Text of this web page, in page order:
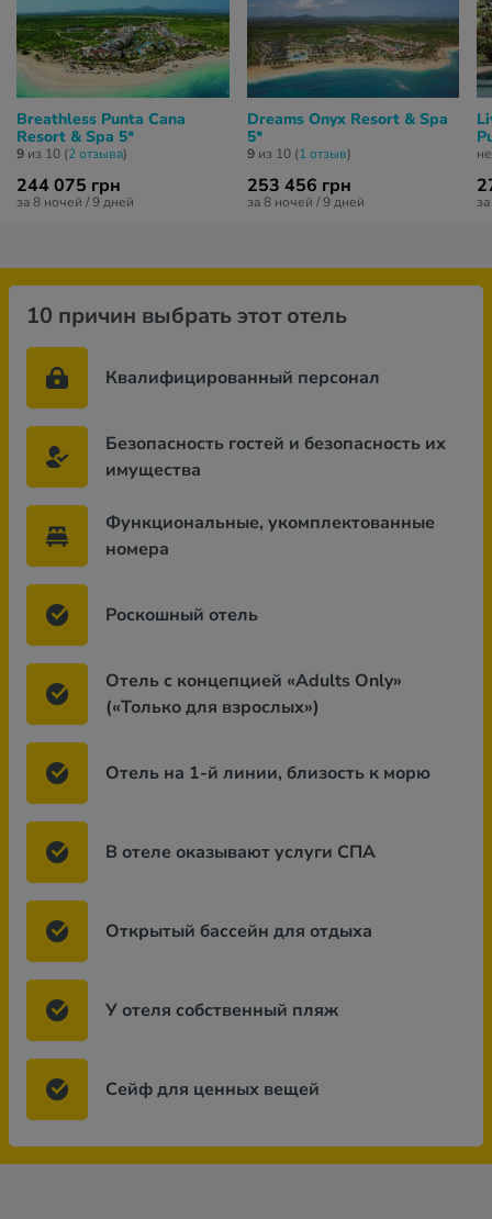
Breathless Punta Cana
Resort & Spa 5*
9 из 10 (2 отзывa)
244 075 грн
за 8 ночей / 9 дней
Dreams Onyx Resort & Spa
5*
9из 10 (1 отзыв)
253 456 грн
за 8 ночей / 9 дней
10 причин выбрать этот отель
Квалифицированный персонал
Безопасность гостей и безопасность их
имущества
Функциональные, укомплектованные
номера
Роскошный отель
Отель с концепцией «Adults Only»
(«Только для взрослых»)
Отель на 1-й линии, близость к морю
В отеле оказывают услуги СПА
Открытый бассейн для отдыха
У отеля собственный пляж
Сейф для ценных вещей